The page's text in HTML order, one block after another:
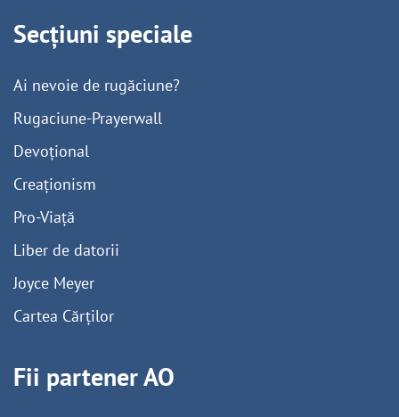
Secțiuni speciale
Ai nevoie de rugăciune?
Rugaciune-Prayerwall
Devoțional
Creaționism
Pro-Viață
Liber de datorii
Joyce Meyer
Cartea Cărților
Fii partener AO